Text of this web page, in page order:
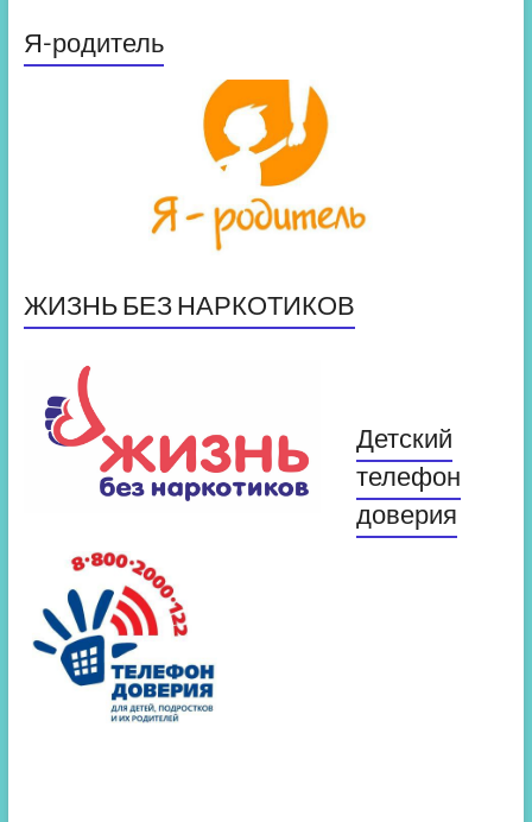
Я-родитель
ЖИЗНЬ БЕЗ НАРКОТИКОВ
Детский
телефон
доверия